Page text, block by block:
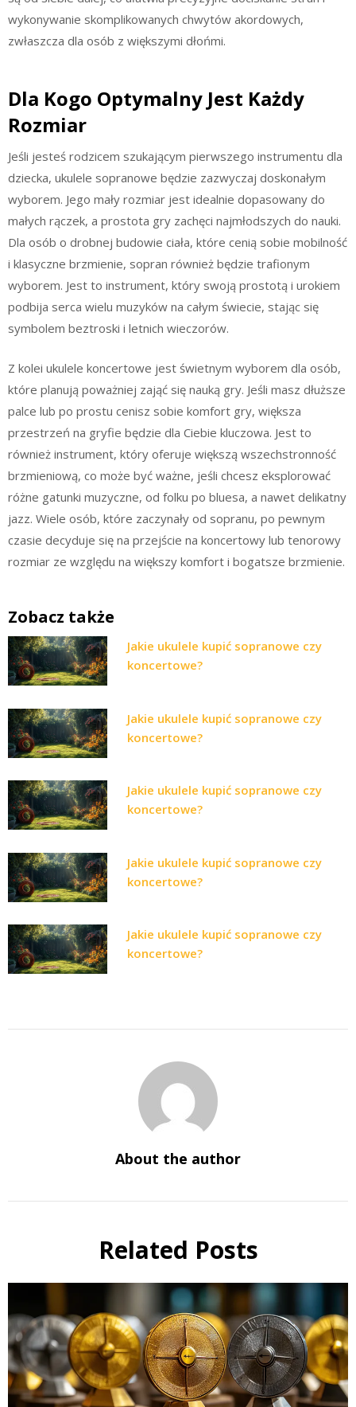
wykonywanie skomplikowanych chwytów akordowych,
zwłaszcza dla osób z większymi dłońmi.
Dla Kogo Optymalny Jest Każdy
Rozmiar
Jeśli jesteś rodzicem szukającym pierwszego instrumentu dla
dziecka, ukulele sopranowe będzie zazwyczaj doskonałym
wyborem. Jego mały rozmiar jest idealnie dopasowany do
małych rączek, a prostota gry zachęci najmłodszych do nauki.
Dla osób o drobnej budowie ciała, które cenią sobie mobilność
i klasyczne brzmienie, sopran również będzie trafionym
wyborem. Jest to instrument, który swoją prostotą i urokiem
podbija serca wielu muzyków na całym świecie, stając się
symbolem beztroski i letnich wieczorów.
Z kolei ukulele koncertowe jest świetnym wyborem dla osób,
które planują poważniej zająć się nauką gry. Jeśli masz dłuższe
palce lub po prostu cenisz sobie komfort gry, większa
przestrzeń na gryfie będzie dla Ciebie kluczowa. Jest to
również instrument, który oferuje większą wszechstronność
brzmieniową, co może być ważne, jeśli chcesz eksplorować
różne gatunki muzyczne, od folku po bluesa, a nawet delikatny
jazz. Wiele osób, które zaczynały od sopranu, po pewnym
czasie decyduje się na przejście na koncertowy lub tenorowy
rozmiar ze względu na większy komfort i bogatsze brzmienie.
Zobacz także
Jakie ukulele kupić sopranowe czy
koncertowe?
Jakie ukulele kupić sopranowe czy
koncertowe?
Jakie ukulele kupić sopranowe czy
koncertowe?
Jakie ukulele kupić sopranowe czy
koncertowe?
Jakie ukulele kupić sopranowe czy
koncertowe?
About the author
Related Posts